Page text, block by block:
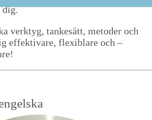
dig.
verktyg, tankesätt, metoder och
effektivare, flexiblare och –